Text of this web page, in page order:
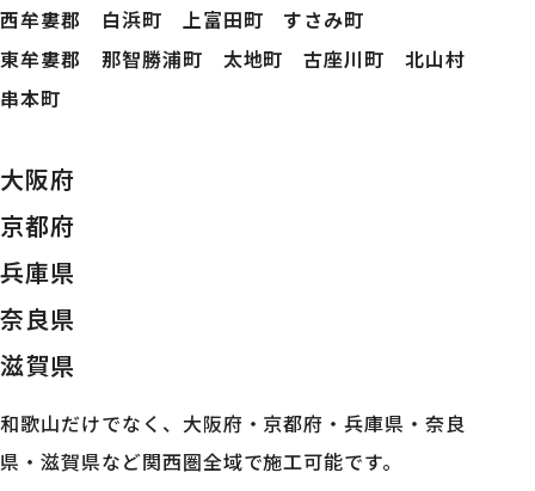
西牟婁郡 白浜町 上富田町 すさみ町
東牟婁郡 那智勝浦町 太地町 古座川町 北山村
串本町
大阪府
京都府
兵庫県
奈良県
滋賀県
和歌山だけでなく、大阪府・京都府・兵庫県・奈良
県・滋賀県など関西圏全域で施工可能です。